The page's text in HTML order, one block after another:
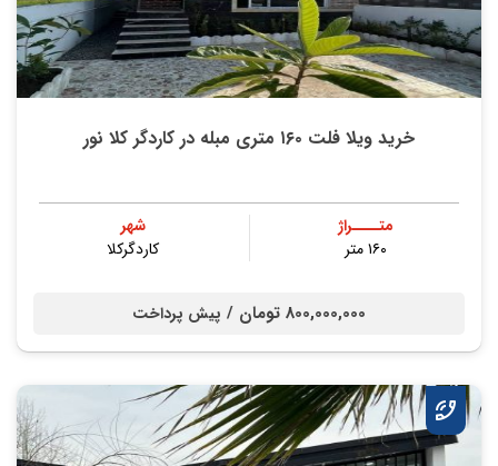
خرید ویلا فلت ۱۶۰ متری مبله در کاردگر کلا نور
متــــراژ
۱۶۰ متر
شهر
کاردگرکلا
800,000,000 تومان / پیش پرداخت